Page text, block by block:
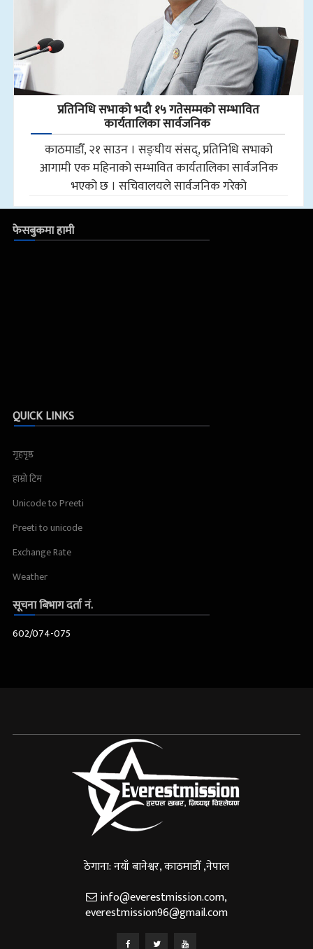
प्रतिनिधि सभाको भदौ १५ गतेसम्मको सम्भावित
कार्यतालिका सार्वजनिक
काठमाडौँ, २१ साउन । सङ्घीय संसद्, प्रतिनिधि सभाको
आगामी एक महिनाको सम्भावित कार्यतालिका सार्वजनिक
भएको छ । सचिवालयले सार्वजनिक गरेको
फेसबुकमा हामी
QUICK LINKS
गृहपृष्ठ
हाम्रो टिम
Unicode to Preeti
Preeti to unicode
Exchange Rate
Weather
सूचना बिभाग दर्ता नं.
602/074-075
ठेगाना: नयाँ बानेश्वर, काठमाडौँ ,नेपाल
info@everestmission.com,
everestmission96@gmail.com